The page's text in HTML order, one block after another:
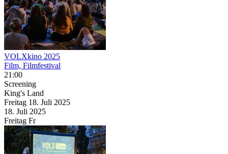
VOLXkino 2025
Film, Filmfestival
21:00
Screening
King's Land
Freitag 18. Juli 2025
18. Juli 2025
Freitag Fr